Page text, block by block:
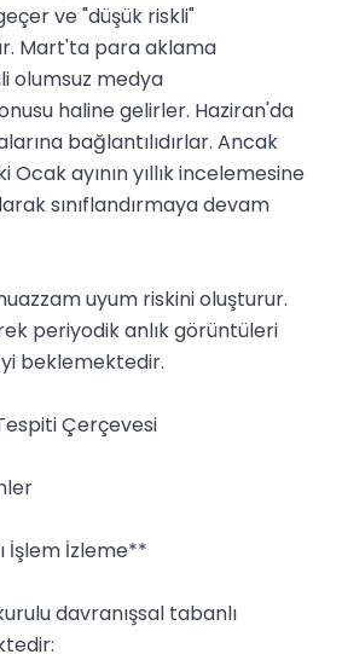
ve "düşük riskli"
Mart'ta para aklama
olumsuz medya
haline gelirler. Haziran'da
bağlantılıdırlar. Ancak
ayının yıllık incelemesine
sınıflandırmaya devam
uyum riskini oluşturur.
periyodik anlık görüntüleri
beklemektedir.
Çerçevesi
İşlem İzleme**
davranışsal tabanlı